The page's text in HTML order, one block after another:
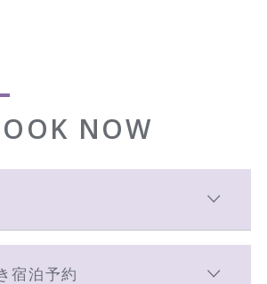
NOW
宿泊予約